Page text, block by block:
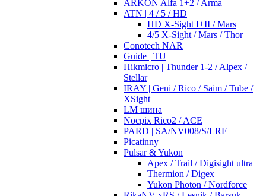
ARKON Alfa 1+2 / Arma
ATN | 4 / 5 / HD
HD X-Sight I+II / Mars
4/5 X-Sight / Mars / Thor
Conotech NAR
Guide | TU
Hikmicro | Thunder 1-2 / Alpex /
Stellar
IRAY | Geni / Rico / Saim / Tube /
XSight
LM шина
Nocpix Rico2 / ACE
PARD | SA/NV008/S/LRF
Picatinny
Pulsar & Yukon
Apex / Trail / Digisight ultra
Thermion / Digex
Yukon Photon / Nordforce